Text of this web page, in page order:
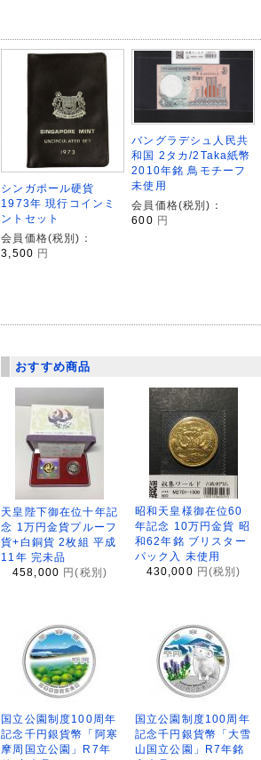
シンガポール硬貨
1973年 現行コインミ
ントセット
会員価格(税別)：
3,500 円
バングラデシュ人民共
和国 2タカ/2Taka紙幣
2010年銘 鳥モチーフ
未使用
会員価格(税別)：
600 円
おすすめ商品
天皇陛下御在位十年記
念 1万円金貨プルーフ
貨+白銅貨 2枚組 平成
11年 完未品
458,000 円(税別)
昭和天皇様御在位60
年記念 10万円金貨 昭
和62年銘 ブリスター
パック入 未使用
430,000 円(税別)
国立公園制度100周年
記念千円銀貨幣「阿寒
摩周国立公園」R7年
国立公園制度100周年
記念千円銀貨幣「大雪
山国立公園」R7年銘